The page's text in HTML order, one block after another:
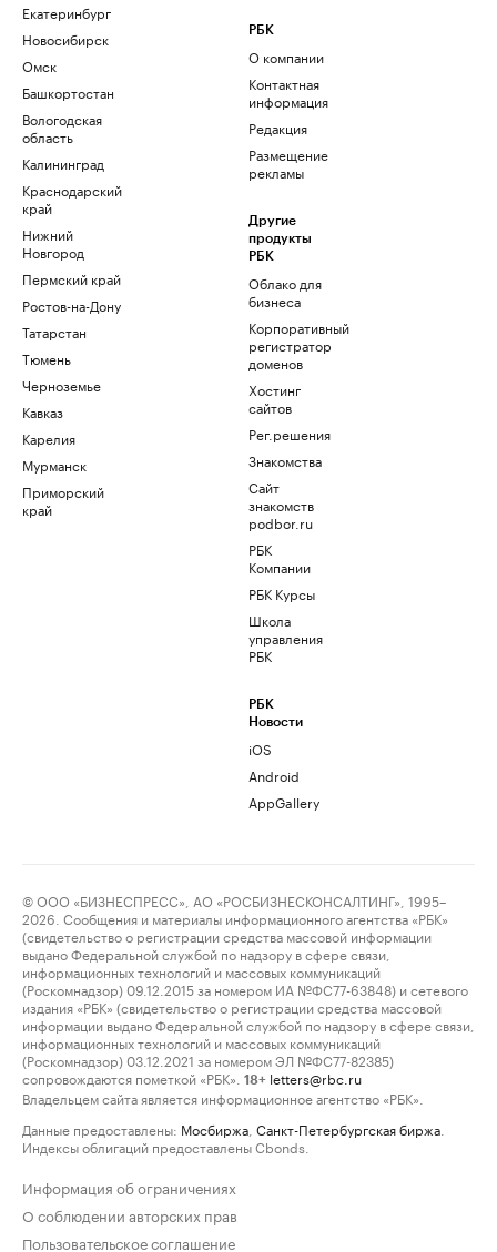
Екатеринбург
Новосибирск
Омск
Башкортостан
Вологодская
область
Калининград
Краснодарский
край
Нижний
Новгород
Пермский край
Ростов-на-Дону
Татарстан
Тюмень
Черноземье
Кавказ
Карелия
Мурманск
Приморский
край
РБК
О компании
Контактная
информация
Редакция
Размещение
рекламы
Другие
продукты
РБК
Облако для
бизнеса
Корпоративный
регистратор
доменов
Хостинг
сайтов
Рег.решения
Знакомства
Сайт
знакомств
podbor.ru
РБК
Компании
РБК Курсы
Школа
управления
РБК
РБК
Новости
iOS
Android
AppGallery
© ООО «БИЗНЕСПРЕСС», АО «РОСБИЗНЕСКОНСАЛТИНГ», 1995–
2026. Сообщения и материалы информационного агентства «РБК»
(свидетельство о регистрации средства массовой информации
выдано Федеральной службой по надзору в сфере связи,
информационных технологий и массовых коммуникаций
(Роскомнадзор) 09.12.2015 за номером ИА №ФС77-63848) и сетевого
издания «РБК» (свидетельство о регистрации средства массовой
информации выдано Федеральной службой по надзору в сфере связи,
информационных технологий и массовых коммуникаций
(Роскомнадзор) 03.12.2021 за номером ЭЛ №ФС77-82385)
сопровождаются пометкой «РБК».
18+ letters@rbc.ru
Владельцем сайта является информационное агентство «РБК».
Данные предоставлены: Мосбиржа Санкт-Петербургская биржа
Индексы облигаций предоставлены Cbonds.
Информация об ограничениях
О соблюдении авторских прав
Пользовательское соглашение